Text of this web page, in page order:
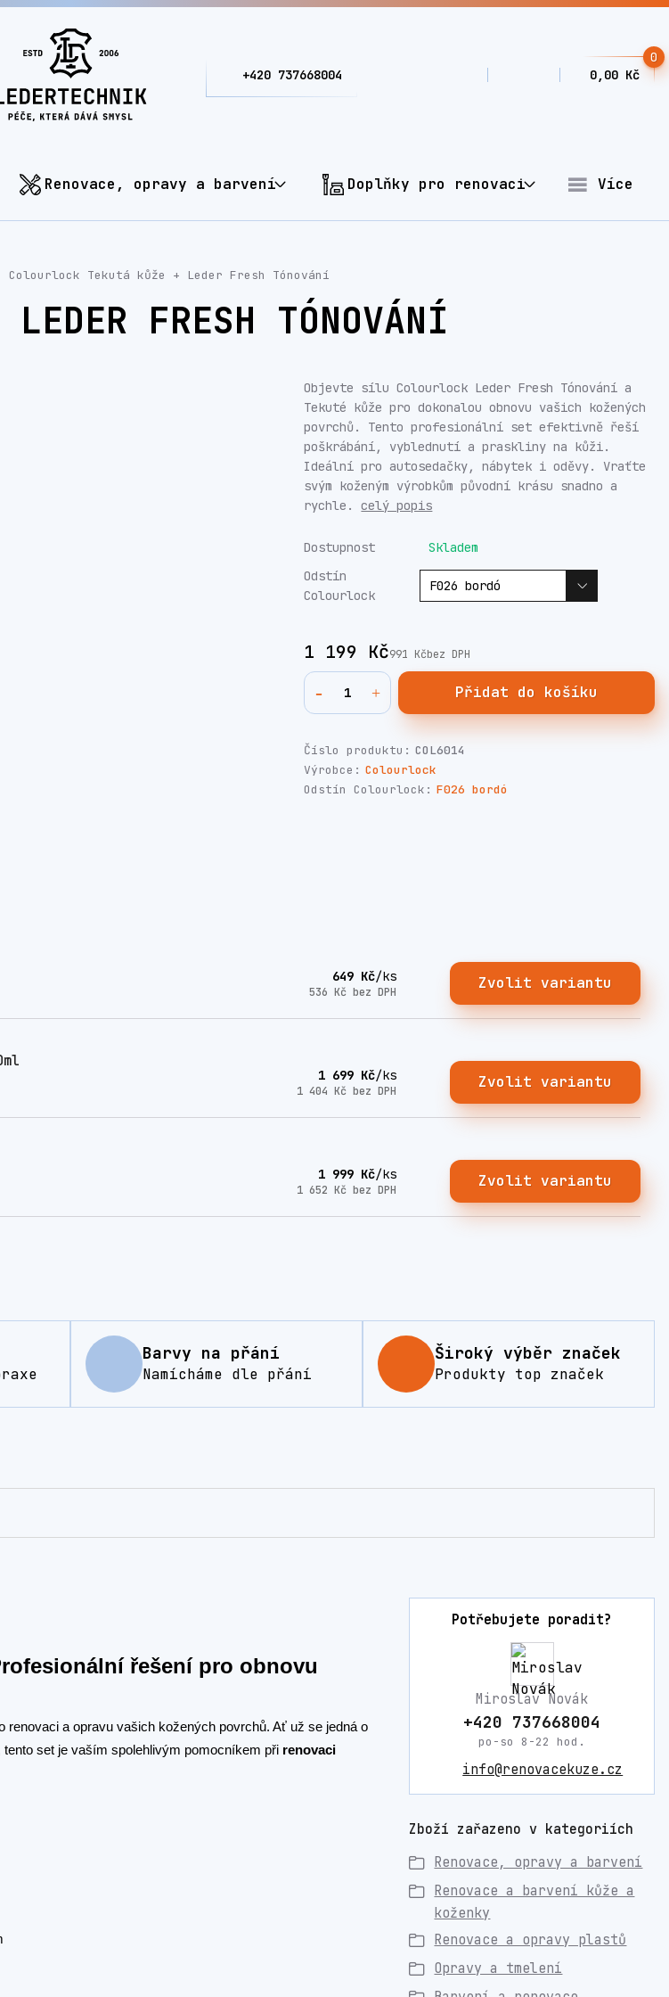
0
0,00 Kč
+420 737668004
Renovace, opravy a barvení Doplňky pro renovaci Více
Colourlock Tekutá kůže + Leder Fresh Tónování
FRESH TÓNOVÁNÍ
Objevte sílu Colourlock Leder Fresh Tónování a
Tekuté kůže pro dokonalou obnovu vašich kožených
povrchů. Tento profesionální set efektivně řeší
poškrábání, vyblednutí a praskliny na kůži.
Ideální pro autosedačky, nábytek i oděvy. Vraťte
svým koženým výrobkům původní krásu snadno a
rychle.celý popis
Dostupnost
Skladem
Odstín
Colourlock
1 199 Kč991 Kčbez DPH
Přidat do košíku
Číslo produktu: COL6014
Výrobce: Colourlock
Odstín Colourlock: F026 bordó
649 Kč/ks
536 Kč bez DPH Zvolit variantu
1 699 Kč/ks
1 404 Kč bez DPH Zvolit variantu
1 999 Kč/ks
1 652 Kč bez DPH Zvolit variantu
Barvy na přání
Namícháme dle přání
Široký výběr značek
Produkty top značek
řešení pro obnovu
renovaci a opravu vašich kožených povrchů. Ať už se jedná o
set je vaším spolehlivým pomocníkem při renovaci
Potřebujete poradit?
Miroslav Novák
+420 737668004
po-so 8-22 hod.
info@renovacekuze.cz
Zboží zařazeno v kategoriích
Renovace, opravy a barvení
Renovace a barvení kůže a
koženky
Renovace a opravy plastů
Opravy a tmelení